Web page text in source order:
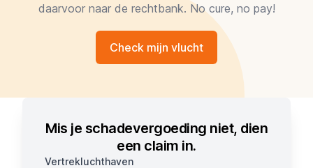
daarvoor naar de rechtbank. No cure, no pay!
Check mijn vlucht
Mis je schadevergoeding niet, dien
een claim in.
Vertrekluchthaven